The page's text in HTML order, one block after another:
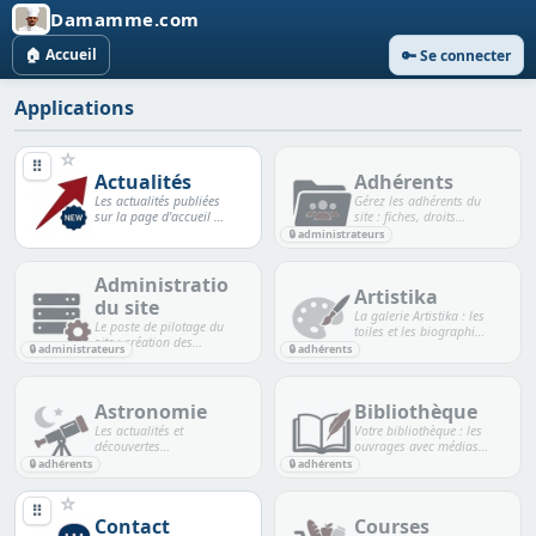
Damamme.com
🏠 Accueil 🔑 Se connecter
Applications
Actualités
Les actualités publiées
sur la page d'accueil du
☆
⠿
Adhérents
Gérez les adhérents du
site : fiches, droits
d'administrateur,
🔒 administrateurs
Administration
du site
Le poste de pilotage du
site : création des
tables, cache,
🔒 administrateurs
Artistika
La galerie Artistika : les
toiles et les biographies
🔒 adhérents
Astronomie
Les actualités et
découvertes
🔒 adhérents
Bibliothèque
Votre bibliothèque : les
ouvrages avec médias,
🔒 adhérents
Contact
☆
⠿
Courses